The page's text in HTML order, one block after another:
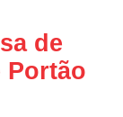
de
Portão